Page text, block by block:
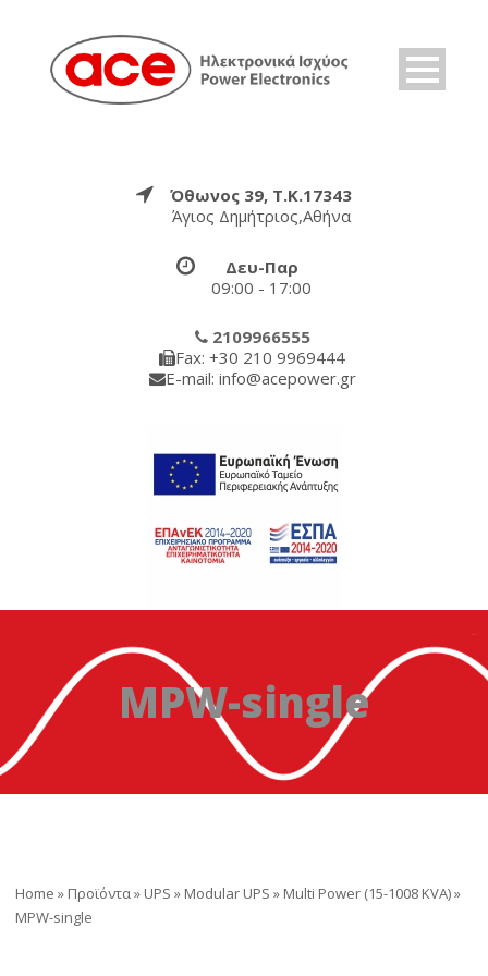
Όθωνος 39, Τ.Κ.17343
Άγιος Δημήτριος,Αθήνα
Δευ-Παρ
09:00 - 17:00
2109966555
Fax: +30 210 9969444
E-mail: info@acepower.gr
MPW-single
Home » Προϊόντα» UPS » Modular UPS » Multi Power (15-1008 KVA)»
MPW-single